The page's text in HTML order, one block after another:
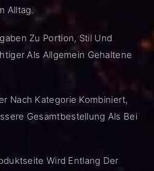
Alltag.
Zu Portion, Stil Und
Als Allgemein Gehaltene
Nach Kategorie Kombiniert,
Gesamtbestellung Als Bei
Wird Entlang Der